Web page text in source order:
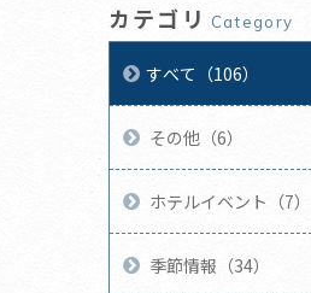
カテゴリ Category
すべて（106）
その他（6）
ホテルイベント（7）
季節情報（34）